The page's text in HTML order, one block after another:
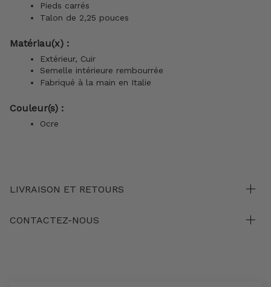
Pieds carrés
Talon de 2,25 pouces
Matériau(x) :
Extérieur, Cuir
Semelle intérieure rembourrée
Fabriqué à la main en Italie
Couleur(s) :
Ocre
LIVRAISON ET RETOURS
CONTACTEZ-NOUS